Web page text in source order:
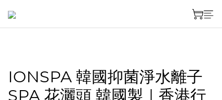
IONSPA 韓國抑菌淨水離子
SPA 花灑頭 韓國製｜香港行